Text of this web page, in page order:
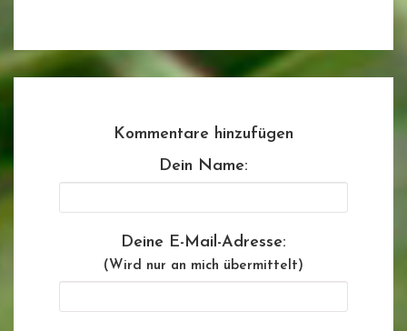
Kommentare hinzufügen
Dein Name:
Deine E-Mail-Adresse:
(Wird nur an mich übermittelt)